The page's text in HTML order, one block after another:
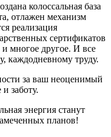
колоссальная база
отлажен механизм
реализация
сертификатов
многое другое. И все
каждодневному труду.
за ваш неоценимый
заботу.
энергия станут
планов!